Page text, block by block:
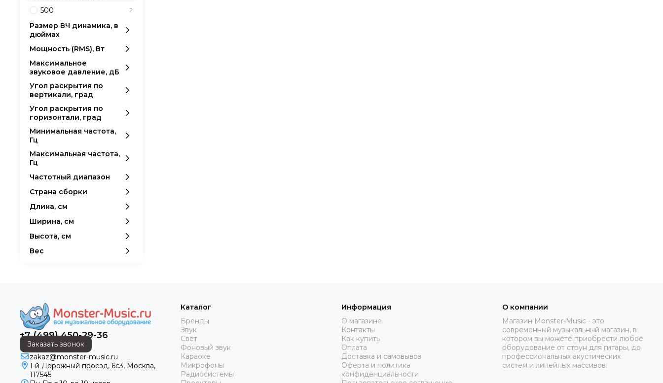
500
2
Размер ВЧ динамика, в
дюймах
Мощность (RMS), Вт
Максимальное
звуковое давление, дБ
Угол раскрытия по
вертикали, град
Угол раскрытия по
горизонтали, град
Минимальная частота,
Гц
Максимальная частота,
Гц
Частотный диапазон
Страна сборки
Длина, см
Ширина, см
Высота, см
Вес
+7 (499) 450-29-36
Заказать звонок
zakaz@monster-music.ru
1-й Дорожный проезд, 6с3, Москва,
117545
Каталог
Бренды
Звук
Свет
Фоновый звук
Караоке
Микрофоны
Радиосистемы
Информация
О магазине
Контакты
Как купить
Оплата
Доставка и самовывоз
Оферта и политика
конфиденциальности
О компании
Магазин Monster-Music - это
современный музыкальный магазин, в
котором вы можете приобрести любое
оборудование от струн для гитары, до
профессиональных акустических
систем и линейных массивов.